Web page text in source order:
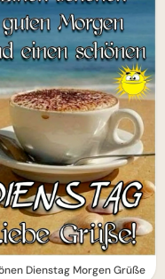
Dienstag Morgen Grüße